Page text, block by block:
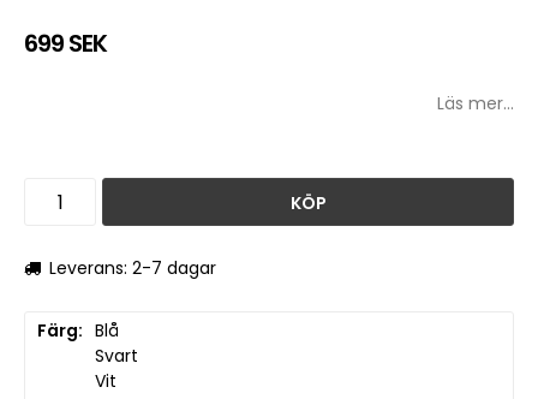
699 SEK
Läs mer...
KÖP
Leverans: 2-7 dagar
Färg
Blå
Svart
Vit